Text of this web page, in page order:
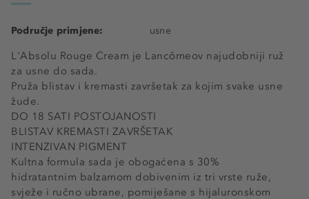
L'Absolu Rouge Cream je Lancômeov najudobniji ruž
za usne do sada.
Pruža blistav i kremasti završetak za kojim svake usne
žude.
DO 18 SATI POSTOJANOSTI
BLISTAV KREMASTI ZAVRŠETAK
INTENZIVAN PIGMENT
Kultna formula sada je obogaćena s 30%
hidratantnim balzamom dobivenim iz tri vrste ruže,
svježe i ručno ubrane, pomiješane s hijaluronskom
Područje primjene: usne